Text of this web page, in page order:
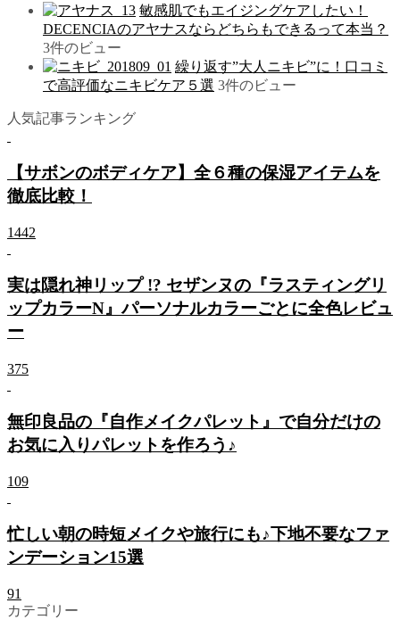
敏感肌でもエイジングケアしたい！
DECENCIAのアヤナスならどちらもできるって本当？
3件のビュー
繰り返す”大人ニキビ”に！口コミ
で高評価なニキビケア５選 3件のビュー
人気記事ランキング
【サボンのボディケア】全６種の保湿アイテムを
徹底比較！
1442
実は隠れ神リップ !? セザンヌの『ラスティングリ
ップカラーN』パーソナルカラーごとに全色レビュ
ー
375
無印良品の『自作メイクパレット』で自分だけの
お気に入りパレットを作ろう♪
109
忙しい朝の時短メイクや旅行にも♪下地不要なファ
ンデーション15選
91
カテゴリー